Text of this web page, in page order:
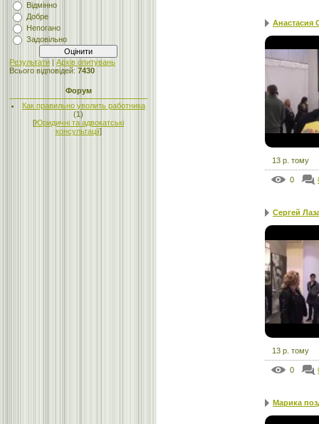
Відмінно
Добре
Непогано
Задовільно
Результати | Архів опитувань
Всього відповідей: 7430
Форум
Как правильно уволить работника
(1)
[Юридичні та адвокатські
консультації]
Анастасия
13 р. тому
0
Сергей
13 р. тому
0
Марика